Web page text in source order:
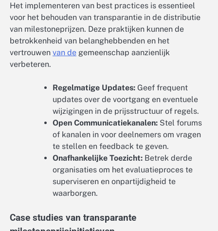
Het implementeren van best practices is essentieel
voor het behouden van transparantie in de distributie
van milestoneprijzen. Deze praktijken kunnen de
betrokkenheid van belanghebbenden en het
vertrouwen van de gemeenschap aanzienlijk
verbeteren.
Regelmatige Updates: Geef frequent
updates over de voortgang en eventuele
wijzigingen in de prijsstructuur of regels.
Open Communicatiekanalen: Stel forums
of kanalen in voor deelnemers om vragen
te stellen en feedback te geven.
Onafhankelijke Toezicht: Betrek derde
organisaties om het evaluatieproces te
superviseren en onpartijdigheid te
waarborgen.
Case studies van transparante